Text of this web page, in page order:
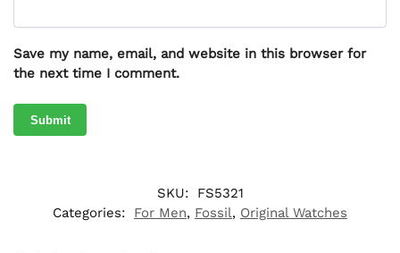
Save my name, email, and website in this browser for
the next time I comment.
SKU:
FS5321
Categories:
For Men, Fossil, Original Watches